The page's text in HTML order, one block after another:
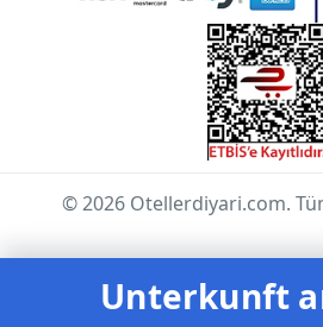
© 2026 Otellerdiyari.com.
Unterkunft